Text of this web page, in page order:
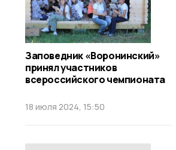
Заповедник «Воронинский»
принял участников
всероссийского чемпионата
18 июля 2024, 15:50